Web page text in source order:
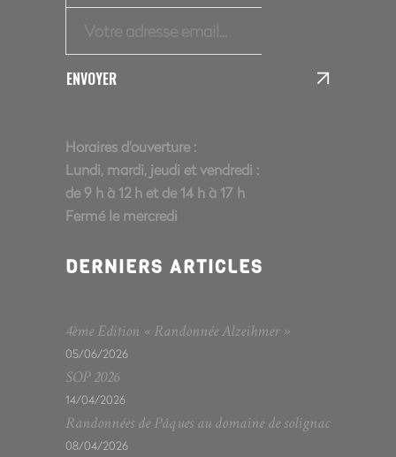
ENVOYER
Horaires d'ouverture :
Lundi, mardi, jeudi et vendredi :
de 9 h à 12 h et de 14 h à 17 h
Fermé le mercredi
DERNIERS ARTICLES
4ème Edition « Randonnée Alzeihmer »
05/06/2026
SOP 2026
14/04/2026
Randonnées de Pâques au domaine de solignac
08/04/2026